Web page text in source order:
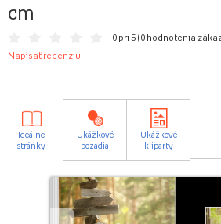
cm
0 pri 5 (0 hodnotenia
Napísať recenziu
Ideálne
stránky
Ukážkové
pozadia
Ukážkové
kliparty